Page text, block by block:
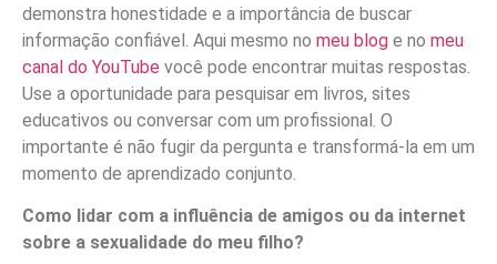
demonstra honestidade e a importância de buscar
informação confiável. Aqui mesmo no meu blog e no meu
canal do YouTube você pode encontrar muitas respostas.
Use a oportunidade para pesquisar em livros, sites
educativos ou conversar com um profissional. O
importante é não fugir da pergunta e transformá-la em um
momento de aprendizado conjunto.
Como lidar com a influência de amigos ou da internet
sobre a sexualidade do meu filho?